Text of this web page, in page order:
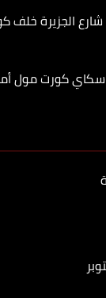
التجمع الخامس ١٠ شارع
كورت مول